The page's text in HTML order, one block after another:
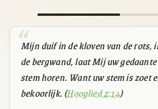
Mijn duif in de kloven van de rots,
de bergwand, laat Mij uw
stem horen. Want uw stem is zoet
bekoorlijk. (Hooglied 2:14)